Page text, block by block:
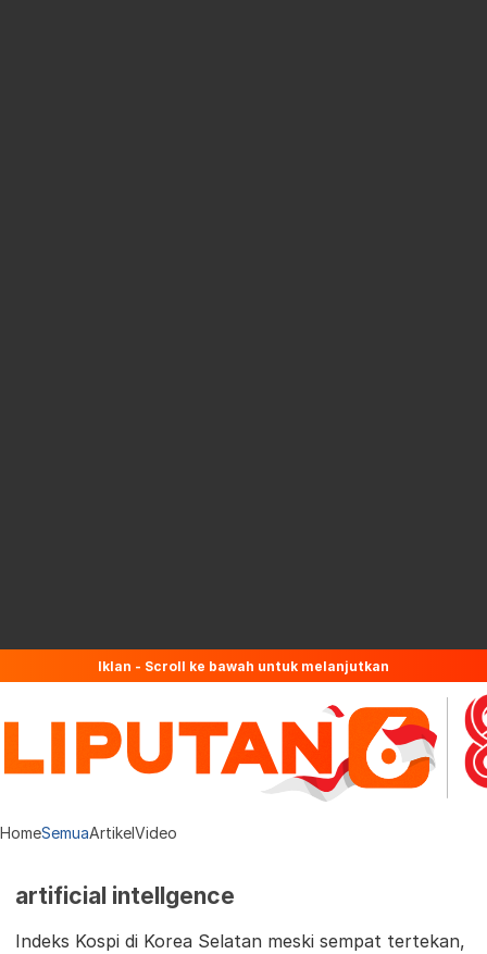
Iklan - Scroll ke bawah untuk melanjutkan
HomeSemuaArtikelVideo
artificial intellgence
Indeks Kospi di Korea Selatan meski sempat tertekan,